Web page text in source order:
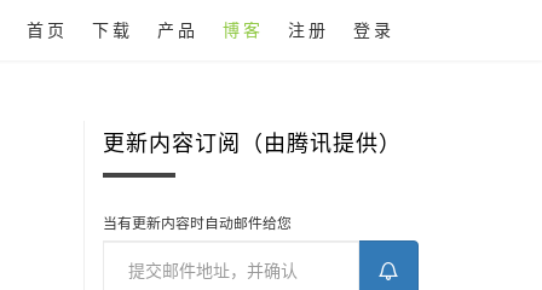
首页 下载 产品 博客 注册 登录
更新内容订阅（由腾讯提供）
当有更新内容时自动邮件给您